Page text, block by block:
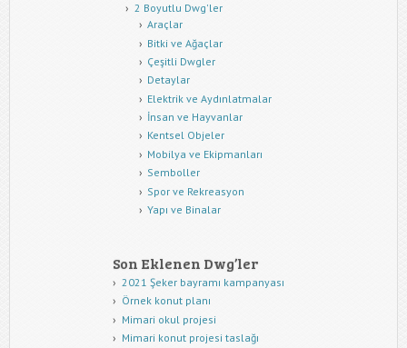
2 Boyutlu Dwg'ler
Araçlar
Bitki ve Ağaçlar
Çeşitli Dwgler
Detaylar
Elektrik ve Aydınlatmalar
İnsan ve Hayvanlar
Kentsel Objeler
Mobilya ve Ekipmanları
Semboller
Spor ve Rekreasyon
Yapı ve Binalar
Son Eklenen Dwg’ler
2021 Şeker bayramı kampanyası
Örnek konut planı
Mimari okul projesi
Mimari konut projesi taslağı